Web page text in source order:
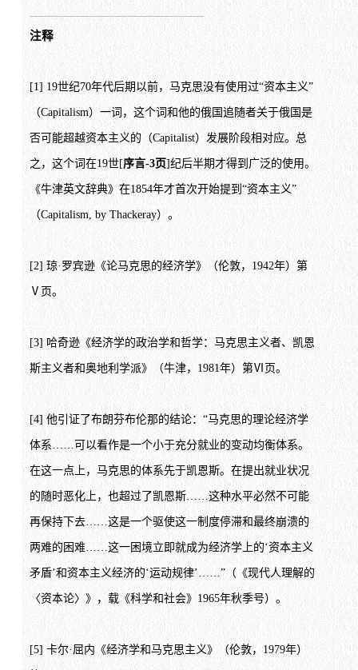
注释
[1] 19世纪70年代后期以前，马克思没有使用过“资本主义”
（Capitalism）一词，这个词和他的俄国追随者关于俄国是
否可能超越资本主义的（Capitalist）发展阶段相对应。总
之，这个词在19世[序言-3页]纪后半期才得到广泛的使用。
《牛津英文辞典》在1854年才首次开始提到“资本主义”
（Capitalism, by Thackeray）。
[2] 琼·罗宾逊《论马克思的经济学》（伦敦，1942年）第
Ⅴ 页。
[3] 哈奇逊《经济学的政治学和哲学：马克思主义者、凯恩
斯主义者和奥地利学派》（牛津，1981年）第Ⅵ页。
[4] 他引证了布朗芬布伦那的结论：“马克思的理论经济学
体系……可以看作是一个小于充分就业的变动均衡体系。
在这一点上，马克思的体系先于凯恩斯。在提出就业状况
的随时恶化上，也超过了凯恩斯……这种水平必然不可能
再保持下去……这是一个驱使这一制度停滞和最终崩溃的
两难的困难……这一困境立即就成为经济学上的‘资本主义
矛盾’和资本主义经济的‘运动规律’……”（《现代人理解的
〈资本论〉》，载《科学和社会》1965年秋季号）。
[5] 卡尔·屈内《经济学和马克思主义》（伦敦，1979年）